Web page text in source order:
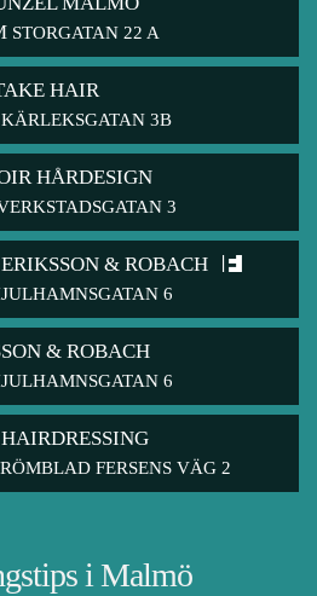
STORGATAN 22 A
HAIR
KÄRLEKSGATAN 3B
HÅRDESIGN
3
& ROBACH
6
& ROBACH
6
FERSENS VÄG 2
i Malmö